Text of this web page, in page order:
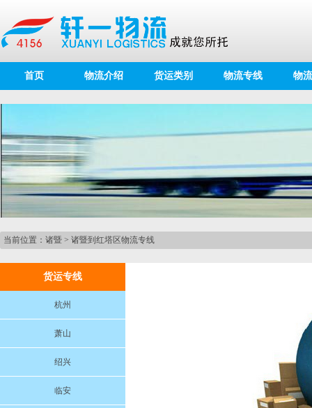
首页 物流介绍 货运类别 物流专线 物
当前位置： 诸暨 > 诸暨到红塔区物流专线
货运专线
杭州
萧山
绍兴
临安